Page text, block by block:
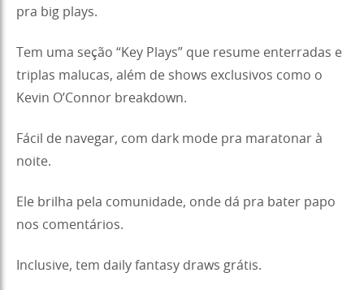
pra big plays.
Tem uma seção “Key Plays” que resume enterradas e
triplas malucas, além de shows exclusivos como o
Kevin O’Connor breakdown.
Fácil de navegar, com dark mode pra maratonar à
noite.
Ele brilha pela comunidade, onde dá pra bater papo
nos comentários.
Inclusive, tem daily fantasy draws grátis.